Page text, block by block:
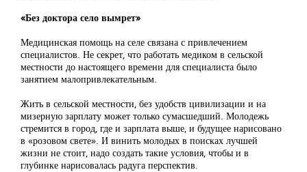
«Без доктора село вымрет»
Медицинская помощь на селе связана с привлечением
специалистов. Не секрет, что работать медиком в сельской
местности до настоящего времени для специалиста было
занятием малопривлекательным.
Жить в сельской местности, без удобств цивилизации и на
мизерную зарплату может только сумасшедший. Молодежь
стремится в город, где и зарплата выше, и будущее нарисовано
в «розовом свете». И винить молодых в поисках лучшей
жизни не стоит, надо создать такие условия, чтобы и в
глубинке нарисовалась радуга перспектив.